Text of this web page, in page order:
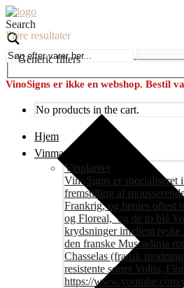
Search
Flere resultater
Generic filters
VinoSigns er ikke en webshop. Bestil
No products in the cart.
Hjem
Vinmark
Vinplanter
VinoSigns er specialiseret
fremstilling af
Frankrig, og hentes oftest
og Floreal, og de to blå
krydsninger imellem
den franske Muscadinia
Chasselas (fransk
resistente sorter Voltis,
https://